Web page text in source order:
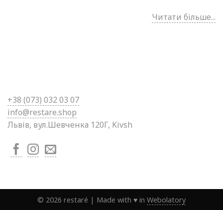
Читати більше...
+38 (073) 032 03 07
info@restare.shop
Львів, вул.Шевченка 120Г, Kivsh
© 2026 restaré | Made with ♥ in Webolatory